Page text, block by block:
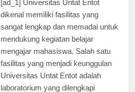
[ad_1] Universitas Untat Entot
dikenal memiliki fasilitas yang
sangat lengkap dan memadai untuk
mendukung kegiatan belajar
mengajar mahasiswa. Salah satu
fasilitas yang menjadi keunggulan
Universitas Untat Entot adalah